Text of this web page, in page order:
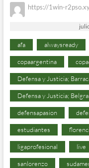
https://1win-
afa alwaysready
copaargentina
Defensa y Justicia;
Defensa y Justicia;
defensapasion
estudiantes
ligaprofesional live
sanlorenzo